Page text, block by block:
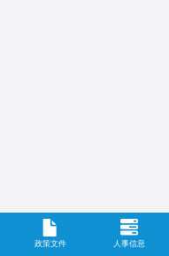
政策文件 人事信息